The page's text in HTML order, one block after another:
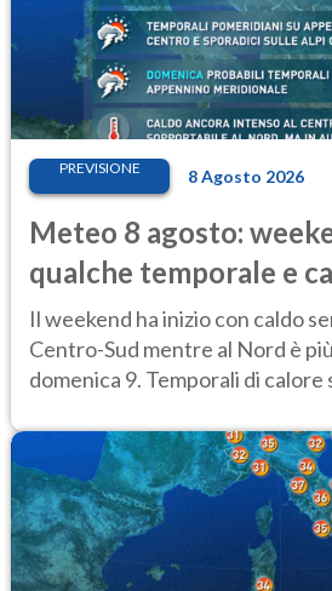
PREVISIONE 8 Agosto 2026
Meteo 8 agosto:
qualche temporale e
al Centro-Sud
Il weekend ha inizio con caldo
Centro-Sud mentre al Nord è
domenica 9. Temporali di calore